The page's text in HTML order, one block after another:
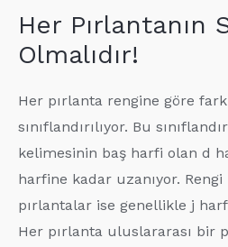
Her Pırlantanın
Olmalıdır!
Her pırlanta rengine göre
sınıflandırılıyor. Bu
kelimesinin baş harfi olan d
harfine kadar uzanıyor.
pırlantalar ise genellikle j
Her pırlanta uluslararası bir